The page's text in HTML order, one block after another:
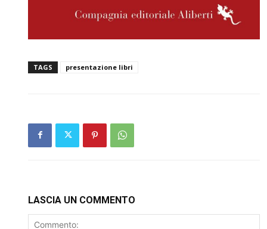
TAGS presentazione libri
LASCIA UN COMMENTO